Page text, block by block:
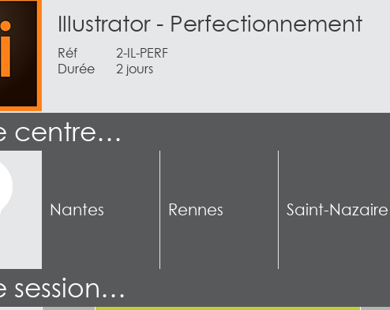
Illustrator - Perfectionnement
Réf
2-IL-PERF
Durée
2 jours
centre…
Nantes Rennes Saint-Nazaire
session…